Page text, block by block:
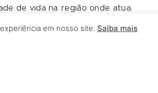
de vida na região onde atua.
e na comunidade, cidadania e o
em nosso site. Saiba mais